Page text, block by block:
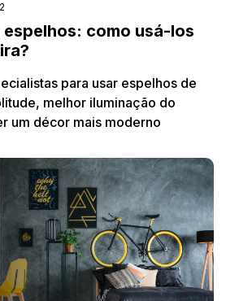
como usá-los
para usar espelhos de
melhor iluminação do
um décor mais moderno